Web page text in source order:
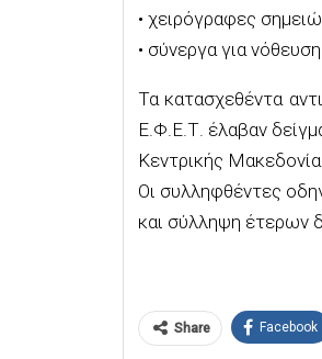
• χειρόγραφες
• σύνεργα για
Τα κατασχεθέντα
Ε.Φ.Ε.Τ. έλαβαν
Κεντρικής
Οι συλληφθέντες
και σύλληψη έτερων
Share Facebook